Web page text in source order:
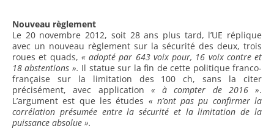
Nouveau règlement
Le 20 novembre 2012, soit 28 ans plus tard, l’UE réplique
avec un nouveau règlement sur la sécurité des deux, trois
roues et quads, « adopté par 643 voix pour, 16 voix contre et
18 abstentions ». Il statue sur la fin de cette politique franco-
française sur la limitation des 100 ch, sans la citer
précisément, avec application « à compter de 2016 ».
L’argument est que les études « n’ont pas pu confirmer la
corrélation présumée entre la sécurité et la limitation de la
puissance absolue ».